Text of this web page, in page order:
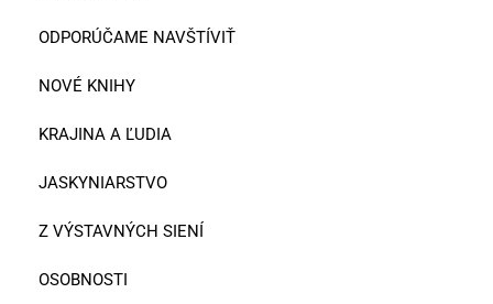
ODPORÚČAME NAVŠTÍVIŤ
NOVÉ KNIHY
KRAJINA A ĽUDIA
JASKYNIARSTVO
Z VÝSTAVNÝCH SIENÍ
OSOBNOSTI